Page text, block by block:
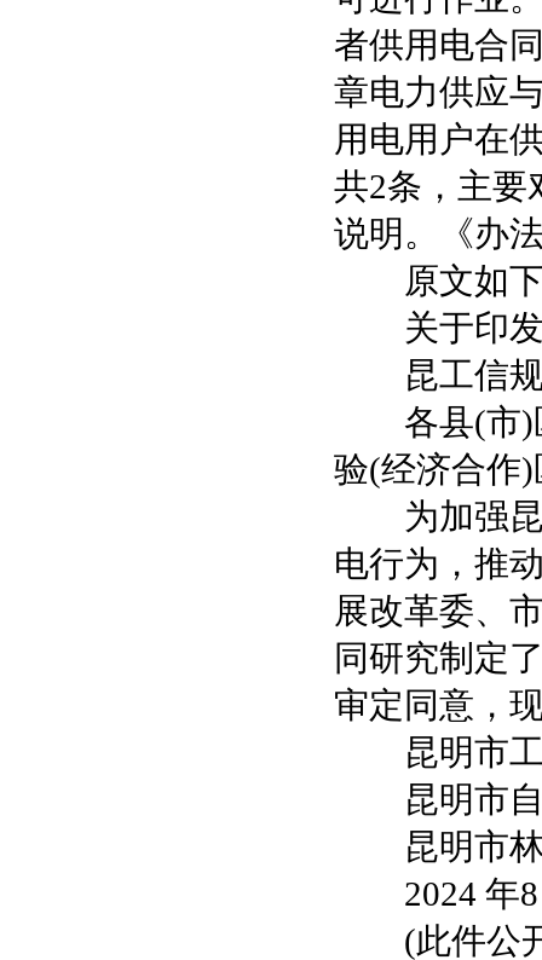
者供用电合
章电力供应
用电用户在
共2条，主要
说明。《办
原文如下
关于印发
昆工信规
各县(市)区
验(经济合作
为加强昆
电行为，推
展改革委、
同研究制定
审定同意，
昆明市工
昆明市自
昆明市林
2024 年8
(此件公